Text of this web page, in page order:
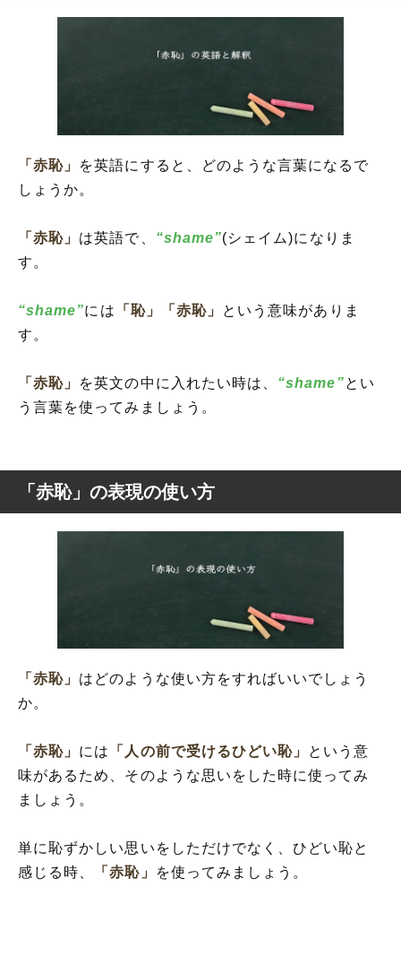
「赤恥」
を英語にすると、どのような言葉になるで
しょうか。
「赤恥」 は英語で、 “shame”(シェイム)になりま
す。
“shame”には 「恥」 「赤恥」
という意味がありま
す。
「赤恥」 を英文の中に入れたい時は、 “shame”とい
う言葉を使ってみましょう。
「赤恥」の表現の使い方
「赤恥」 はどのような使い方をすればいいでしょう
か。
「赤恥」 には 「人の前で受けるひどい恥」
という意
味があるため、そのような思いをした時に使ってみ
ましょう。
単に恥ずかしい思いをしただけでなく、ひどい恥と
感じる時、
「赤恥」 を使ってみましょう。